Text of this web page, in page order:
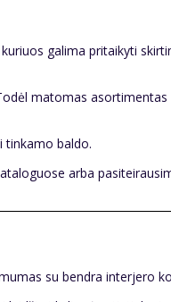
galima pritaikyti
matomas
tinkamo baldo.
arba
su bendra interjero